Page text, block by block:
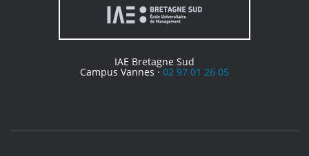
IAE Bretagne Sud
Campus Vannes ·02 97 01 26 05